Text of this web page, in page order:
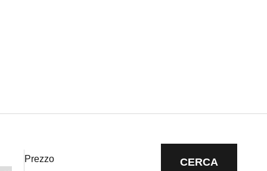
Prezzo CERCA